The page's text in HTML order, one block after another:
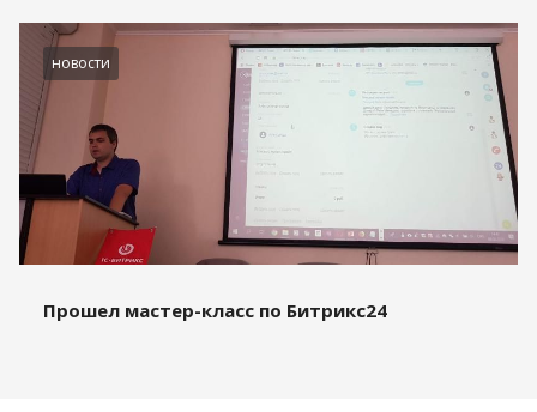
новости
Прошел мастер-класс по Битрикс24